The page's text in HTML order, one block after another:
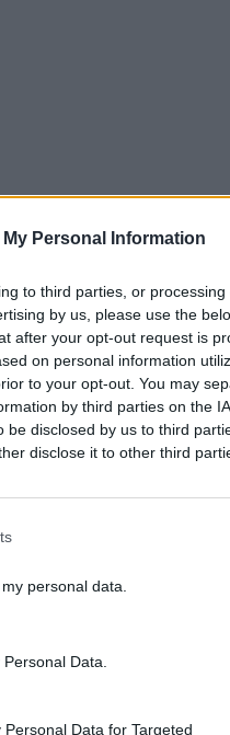
Personal Information
to third parties, or
by us, please use the
after your opt-out request is
on personal information
to your opt-out. You may
by third parties on the
be disclosed by us to third
disclose it to other third
personal data.
Data.
Data for Targeted